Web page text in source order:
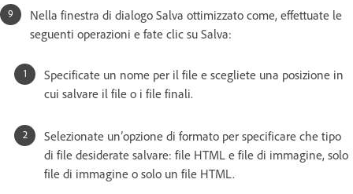
Nella finestra di dialogo Salva ottimizzato come, effettuate le
seguenti operazioni e fate clic su Salva:
Specificate un nome per il file e scegliete una posizione in
cui salvare il file o i file finali.
Selezionate un’opzione di formato per specificare che tipo
di file desiderate salvare: file HTML e file di immagine, solo
file di immagine o solo un file HTML.